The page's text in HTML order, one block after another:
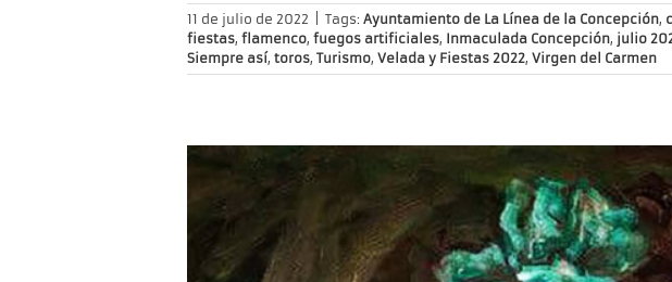
11 de julio de 2022 Tags: Ayuntamiento de La Línea de la Concepción,
fiestas, flamenco, fuegos artificiales, Inmaculada Concepción, julio
Siempre así, toros, Turismo, Velada y Fiestas 2022, Virgen del Carmen